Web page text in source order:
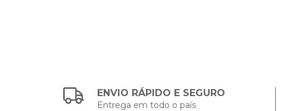
ENVIO RÁPIDO E SEGURO
Entrega em todo o país